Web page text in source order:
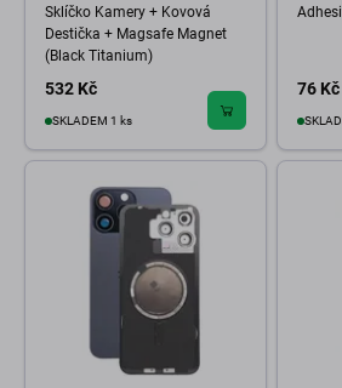
Sklíčko Kamery + Kovová
Destička + Magsafe Magnet
(Black Titanium)
532 Kč
SKLADEM 1 ks
76 Kč